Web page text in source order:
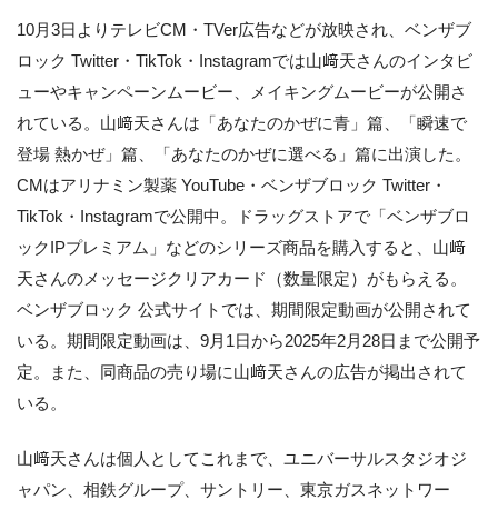
10月3日よりテレビCM・TVer広告などが放映され、ベンザブ
ロック Twitter・TikTok・Instagramでは山﨑天さんのインタビ
ューやキャンペーンムービー、メイキングムービーが公開さ
れている。山﨑天さんは「あなたのかぜに青」篇、「瞬速で
登場 熱かぜ」篇、「あなたのかぜに選べる」篇に出演した。
CMはアリナミン製薬 YouTube・ベンザブロック Twitter・
TikTok・Instagramで公開中。ドラッグストアで「ベンザブロ
ックIPプレミアム」などのシリーズ商品を購入すると、山﨑
天さんのメッセージクリアカード（数量限定）がもらえる。
ベンザブロック 公式サイトでは、期間限定動画が公開されて
いる。期間限定動画は、9月1日から2025年2月28日まで公開予
定。また、同商品の売り場に山﨑天さんの広告が掲出されて
いる。
山﨑天さんは個人としてこれまで、ユニバーサルスタジオジ
ャパン、相鉄グループ、サントリー、東京ガスネットワー